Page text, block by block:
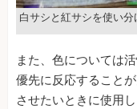
白サシと紅サシを使い分
また、色については
優先に反応すること
させたいときに使用